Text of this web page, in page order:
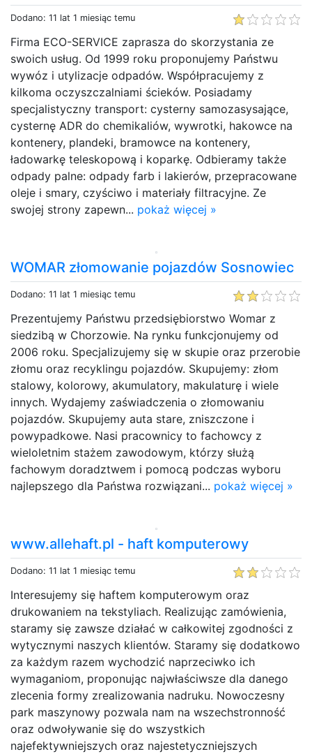
Dodano: 11 lat 1 miesiąc temu
Firma ECO-SERVICE zaprasza do skorzystania ze
swoich usług. Od 1999 roku proponujemy Państwu
wywóz i utylizacje odpadów. Współpracujemy z
kilkoma oczyszczalniami ścieków. Posiadamy
specjalistyczny transport: cysterny samozasysające,
cysternę ADR do chemikaliów, wywrotki, hakowce na
kontenery, plandeki, bramowce na kontenery,
ładowarkę teleskopową i koparkę. Odbieramy także
odpady palne: odpady farb i lakierów, przepracowane
oleje i smary, czyściwo i materiały filtracyjne. Ze
swojej strony zapewn... pokaż więcej »
WOMAR złomowanie pojazdów Sosnowiec
Dodano: 11 lat 1 miesiąc temu
Prezentujemy Państwu przedsiębiorstwo Womar z
siedzibą w Chorzowie. Na rynku funkcjonujemy od
2006 roku. Specjalizujemy się w skupie oraz przerobie
złomu oraz recyklingu pojazdów. Skupujemy: złom
stalowy, kolorowy, akumulatory, makulaturę i wiele
innych. Wydajemy zaświadczenia o złomowaniu
pojazdów. Skupujemy auta stare, zniszczone i
powypadkowe. Nasi pracownicy to fachowcy z
wieloletnim stażem zawodowym, którzy służą
fachowym doradztwem i pomocą podczas wyboru
najlepszego dla Państwa rozwiązani... pokaż więcej »
www.allehaft.pl - haft komputerowy
Dodano: 11 lat 1 miesiąc temu
Interesujemy się haftem komputerowym oraz
drukowaniem na tekstyliach. Realizując zamówienia,
staramy się zawsze działać w całkowitej zgodności z
wytycznymi naszych klientów. Staramy się dodatkowo
za każdym razem wychodzić naprzeciwko ich
wymaganiom, proponując najwłaściwsze dla danego
zlecenia formy zrealizowania nadruku. Nowoczesny
park maszynowy pozwala nam na wszechstronność
oraz odwoływanie się do wszystkich
najefektywniejszych oraz najestetyczniejszych